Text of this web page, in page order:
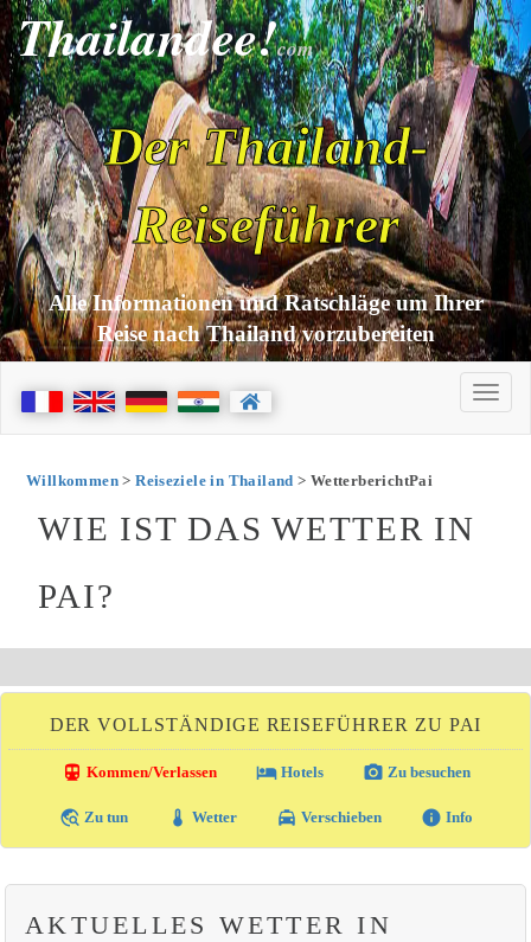
Thailandee!com
Der Thailand-
Reiseführer
Alle Informationen und Ratschläge um Ihrer
Reise nach Thailand vorzubereiten
Willkommen>Reiseziele in Thailand > WetterberichtPai
WIE IST DAS WETTER IN
PAI?
DER VOLLSTÄNDIGE REISEFÜHRER ZU PAI
directions_transit Kommen/Verlassen local_hotelHotels photo_camera Zu besuchen
travel_explore Zu tun thermostat Wetter local_taxi Verschieben info Info
AKTUELLES WETTER IN